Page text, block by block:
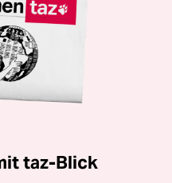
taz-Blick